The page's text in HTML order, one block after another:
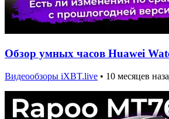
Обзор умных часов Huawei
Видеообзоры iXBT.live • 10 месяцев